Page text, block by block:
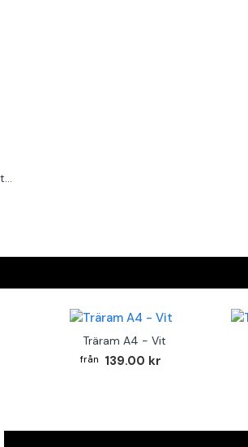
Jimi Hendrix - Svartvit musik poster
Träram A4 - Vit
139.00 kr